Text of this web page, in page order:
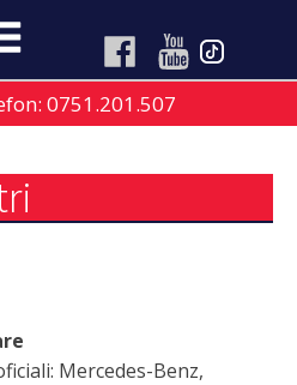
0751.201.507
Mercedes-Benz,